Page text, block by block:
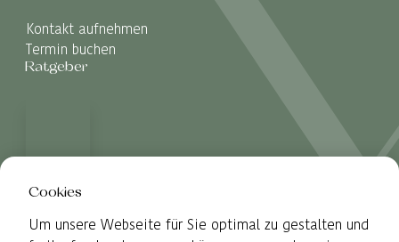
Kontakt aufnehmen
Termin buchen
Ratgeber
Cookies
Um unsere Webseite für Sie optimal zu gestalten und